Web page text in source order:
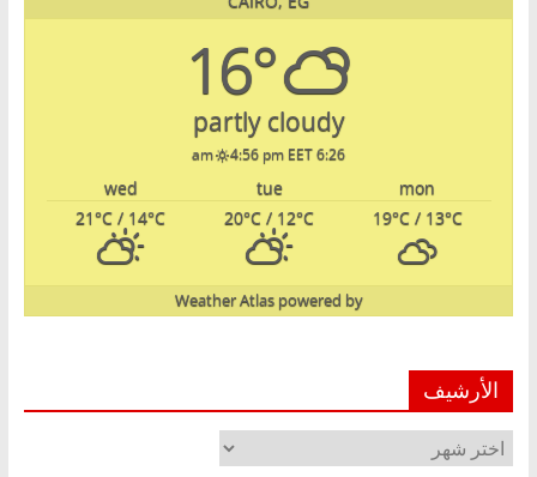
16°
partly cloudy
6:26 am
4:56 pm EET
mon
tue
wed
19°C/ 13°C
20°C / 12°C
21°C / 14°C
powered by
Weather Atlas
الأرشيف
الأرشيف